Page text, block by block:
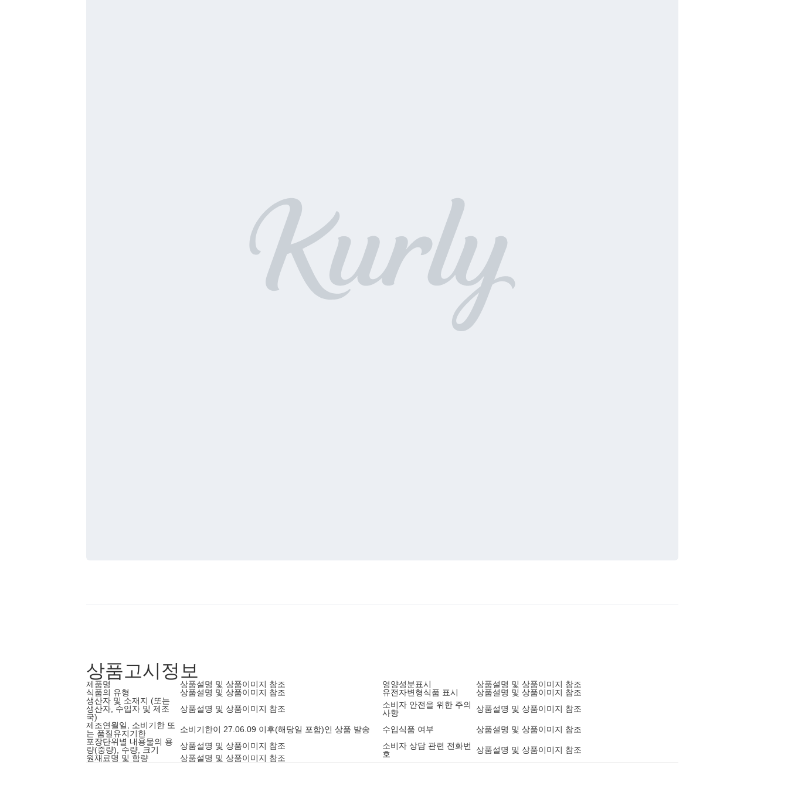
상품고시정보
제품명 상품설명 및 상품이미지 참조 영양성분표시
상품설명 및 상품이미지 참조
식품의 유형
상품설명 및 상품이미지 참조 유전자변형식품 표시
상품설명 및 상품이미지 참조
생산자 및 소재지 (또는
생산자, 수입자 및 제조
국)
상품설명 및 상품이미지 참조
소비자 안전을 위한 주의
사항
상품설명 및 상품이미지 참조
제조연월일, 소비기한 또
는 품질유지기한
소비기한이 27.06.09 이후(해당일 포함)인 상품 발송 수입식품 여부
상품설명 및 상품이미지 참조
포장단위별 내용물의 용
량(중량), 수량, 크기
상품설명 및 상품이미지 참조
소비자 상담 관련 전화번
호
상품설명 및 상품이미지 참조
원재료명 및 함량
상품설명 및 상품이미지 참조